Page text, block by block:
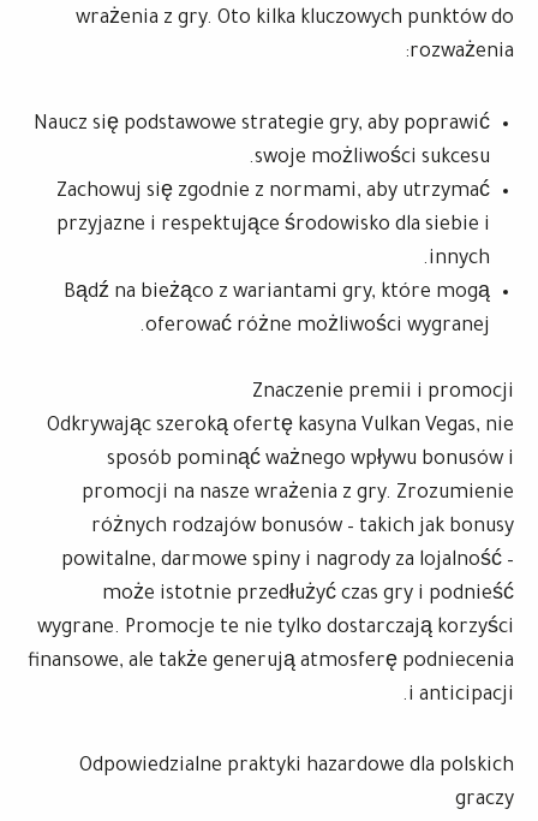
wrażenia z gry. Oto kilka kluczowych punktów do
rozważenia:
Naucz się podstawowe strategie gry, aby poprawić
swoje możliwości sukcesu.
Zachowuj się zgodnie z normami, aby utrzymać
przyjazne i respektujące środowisko dla siebie i
innych.
Bądź na bieżąco z wariantami gry, które mogą
oferować różne możliwości wygranej.
Znaczenie premii i promocji
Odkrywając szeroką ofertę kasyna Vulkan Vegas, nie
sposób pominąć ważnego wpływu bonusów i
promocji na nasze wrażenia z gry. Zrozumienie
różnych rodzajów bonusów – takich jak bonusy
powitalne, darmowe spiny i nagrody za lojalność –
może istotnie przedłużyć czas gry i podnieść
wygrane. Promocje te nie tylko dostarczają korzyści
finansowe, ale także generują atmosferę podniecenia
i anticipacji.
Odpowiedzialne praktyki hazardowe dla polskich
graczy